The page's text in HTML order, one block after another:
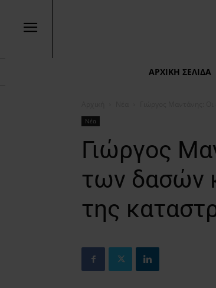
ΑΡΧΙΚΉ ΣΕΛΊΔΑ
Νέα
Γιώργος
των δασών
της